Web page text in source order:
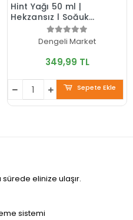
Hint Yağı 50 ml |
Hekzansız | Soğuk
Sıkım | Pratik
Kullanım | Cam Şişe |
Doğal Bakım Yağı
Dengeli Market
349,99 TL
Sepete Ekle
elinize ulaşır.
sistemi